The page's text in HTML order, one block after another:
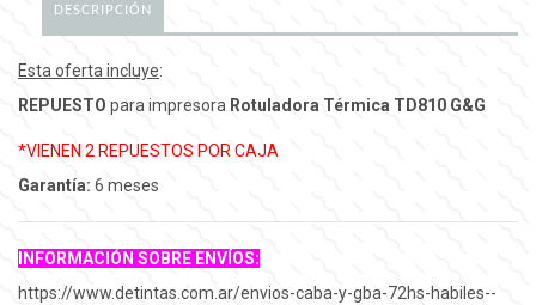
DESCRIPCIÓN
Esta oferta incluye:
REPUESTO para impresora Rotuladora Térmica TD810 G&G
*VIENEN 2 REPUESTOS POR CAJA
Garantía: 6 meses
INFORMACIÓN SOBRE ENVÍOS:
https://www.detintas.com.ar/envios-caba-y-gba-72hs-habiles--